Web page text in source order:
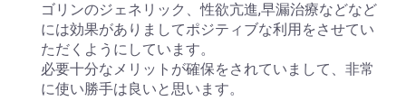
ゴリンのジェネリック、性欲亢進,早漏治療などなど
には効果がありましてポジティブな利用をさせてい
ただくようにしています。
必要十分なメリットが確保をされていまして、非常
に使い勝手は良いと思います。